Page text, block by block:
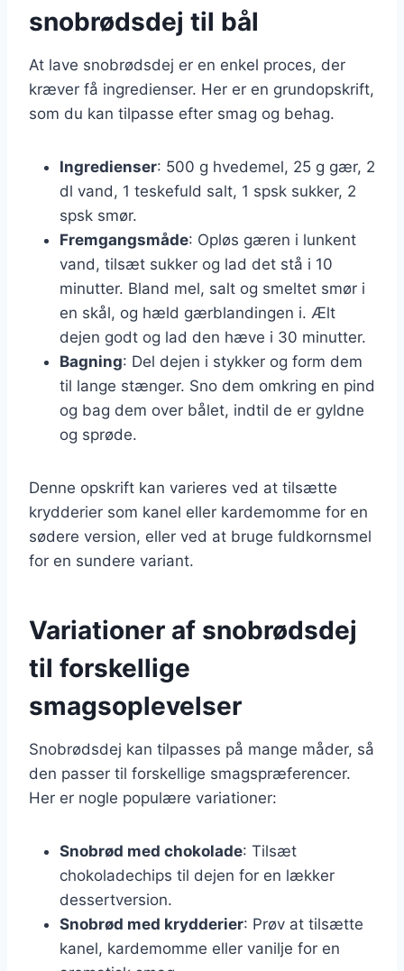
snobrødsdej til bål
At lave snobrødsdej er en enkel proces, der
kræver få ingredienser. Her er en grundopskrift,
som du kan tilpasse efter smag og behag.
Ingredienser: 500 g hvedemel, 25 g gær, 2
dl vand, 1 teskefuld salt, 1 spsk sukker, 2
spsk smør.
Fremgangsmåde: Opløs gæren i lunkent
vand, tilsæt sukker og lad det stå i 10
minutter. Bland mel, salt og smeltet smør i
en skål, og hæld gærblandingen i. Ælt
dejen godt og lad den hæve i 30 minutter.
Bagning: Del dejen i stykker og form dem
til lange stænger. Sno dem omkring en pind
og bag dem over bålet, indtil de er gyldne
og sprøde.
Denne opskrift kan varieres ved at tilsætte
krydderier som kanel eller kardemomme for en
sødere version, eller ved at bruge fuldkornsmel
for en sundere variant.
Variationer af snobrødsdej
til forskellige
smagsoplevelser
Snobrødsdej kan tilpasses på mange måder, så
den passer til forskellige smagspræferencer.
Her er nogle populære variationer:
Snobrød med chokolade: Tilsæt
chokoladechips til dejen for en lækker
dessertversion.
Snobrød med krydderier: Prøv at tilsætte
kanel, kardemomme eller vanilje for en